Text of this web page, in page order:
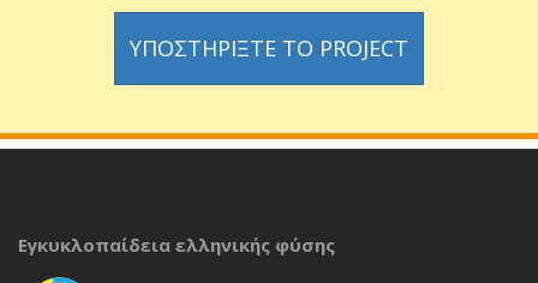
ΥΠΟΣΤΗΡΊΞΤΕ ΤΟ PROJECT
Εγκυκλοπαίδεια ελληνικής φύσης